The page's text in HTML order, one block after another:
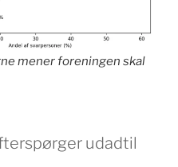
mener foreningen skal
udadtil